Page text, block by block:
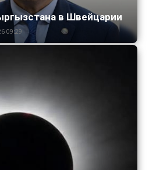
в Швейцарии
09:29